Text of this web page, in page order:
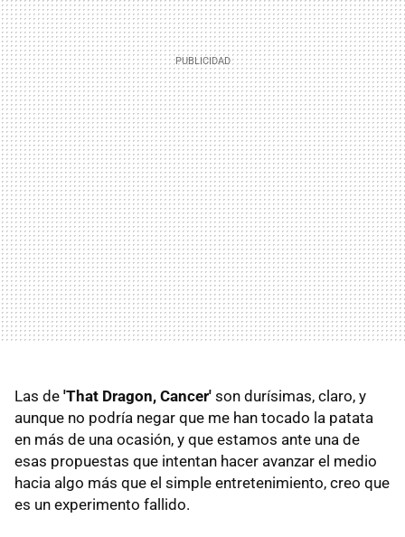
Las de 'That Dragon, Cancer' son durísimas, claro, y
aunque no podría negar que me han tocado la patata
en más de una ocasión, y que estamos ante una de
esas propuestas que intentan hacer avanzar el medio
hacia algo más que el simple entretenimiento, creo que
es un experimento fallido.